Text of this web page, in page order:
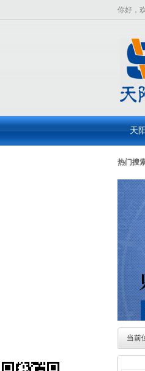
你好，
天
热门搜
面透镜
当前